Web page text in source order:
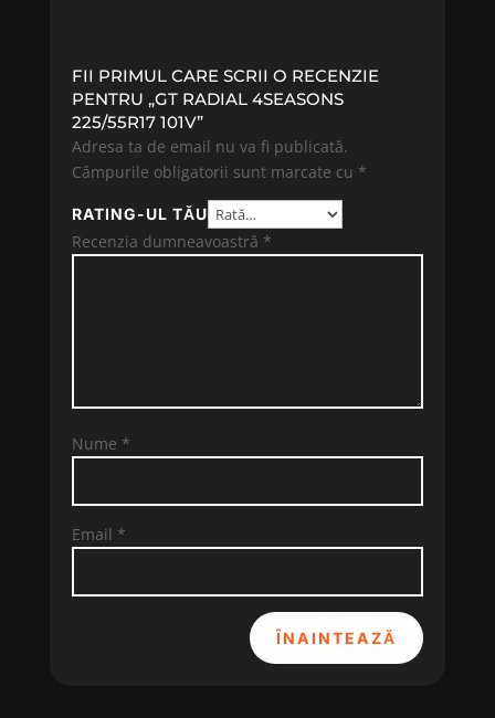
FII PRIMUL CARE SCRII O RECENZIE
PENTRU „GT RADIAL 4SEASONS
225/55R17 101V”
Adresa ta de email nu va fi publicată.
Câmpurile obligatorii sunt marcate cu *
RATING-UL TĂU
Recenzia dumneavoastră *
Nume *
Email *
ÎNAINTEAZĂ